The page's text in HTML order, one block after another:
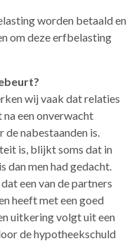
worden betaald en
om deze erfbelasting
wij vaak dat relaties
een onverwacht
nabestaanden is.
is, blijkt soms dat in
men had gedacht.
een van de partners
heeft met een goed
uitkering volgt uit een
de hypotheekschuld